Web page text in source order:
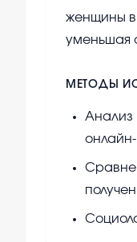
женщины в
уменьшая
МЕТОДЫ
Анализ
онлайн-